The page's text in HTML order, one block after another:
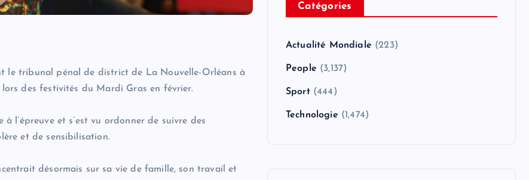
le tribunal pénal de district de La Nouvelle-Orléans à
des festivités du Mardi Gras en février.
l’épreuve et s’est vu ordonner de suivre des
et de sensibilisation.
désormais sur sa vie de famille, son travail et
Catégories
Actualité Mondiale (223)
People (3,137)
Sport(444)
Technologie (1,474)